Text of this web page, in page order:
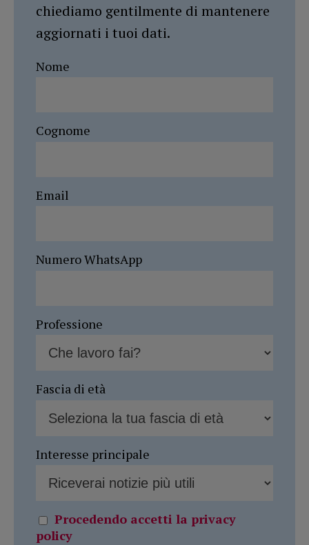
chiediamo gentilmente di mantenere
aggiornati i tuoi dati.
Nome
Cognome
Email
Numero WhatsApp
Professione
Fascia di età
Interesse principale
Procedendo accetti la privacy
policy